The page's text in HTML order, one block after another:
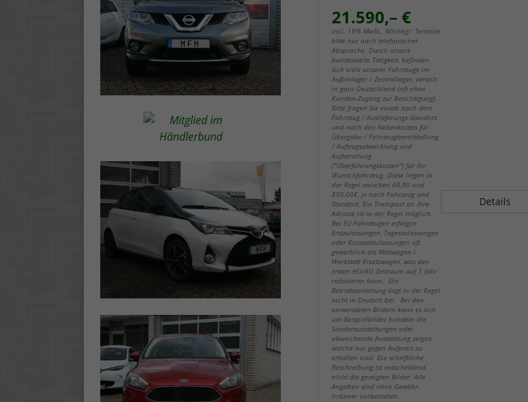
21.590,– €
incl. 19% MwSt.. Wichtig!: Termine
bitte nur nach telefonischer
Absprache. Durch unsere
bundesweite Tätigkeit, befinden
sich viele unserer Fahrzeuge im
Außenlager / Zentrallager, verteilt
in ganz Deutschland (oft ohne
Kunden-Zugang zur Besichtigung).
Bitte fragen Sie vorab nach dem
Fahrzeug / Auslieferungs-Standort
und nach den Nebenkosten für
Übergabe / Fahrzeugbereitstellung
/ Auftragsabwicklung und
Aufbereitung
("Überführungskosten") für Ihr
Wunschfahrzeug. Diese liegen in
der Regel zwischen 60,00 und
890,00€, je nach Fahrzeug und
Standort. Ein Transport an Ihre
Adresse ist in der Regel möglich.
Bei EU-Fahrzeugen erfolgen
Erstzulassungen, Tageszulassungen
oder Kurzzeitzulassungen oft
gewerblich als Mietwagen /
Werkstatt Ersatzwagen, was den
ersten HU/AU Zeitraum auf 1 Jahr
reduzieren kann. Die
Betriebsanleitung liegt in der Regel
nicht in Deutsch bei. Bei den
verwendeten Bildern kann es sich
um Beispielbilder handeln die
Sonderausstattungen oder
abweichende Ausstattung zeigen,
welche nur gegen Aufpreis zu
erhalten sind. Die schriftliche
Beschreibung ist entscheidend,
nicht die gezeigten Bilder. Alle
Angaben sind ohne Gewähr.
Irrtümer vorbehalten.
Details